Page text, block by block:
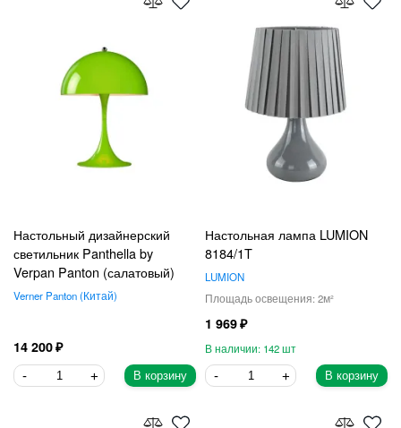
Настольный дизайнерский
светильник Panthella by
Verpan Panton (салатовый)
Verner Panton Китай
14 200
В корзину
Настольная лампа LUMION
8184/1T
LUMION
2
1 969
142
В корзину